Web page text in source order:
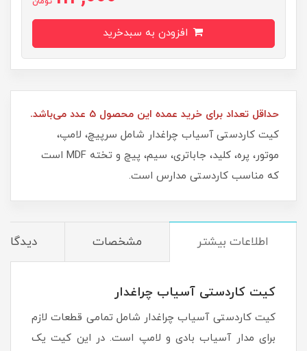
حداقل تعداد برای خرید عمده این محصول 5 عدد می‌باشد.
کیت کاردستی آسیاب چراغدار شامل سرپیچ، لامپ،
موتور، پره، کلید، جاباتری، سیم، پیچ و تخته MDF است
که مناسب کاردستی مدارس است.
اطلاعات بیشتر مشخصات
کیت کاردستی آسیاب چراغدار
کیت کاردستی آسیاب چراغدار شامل تمامی قطعات لازم
برای مدار آسیاب بادی و لامپ است. در این کیت یک